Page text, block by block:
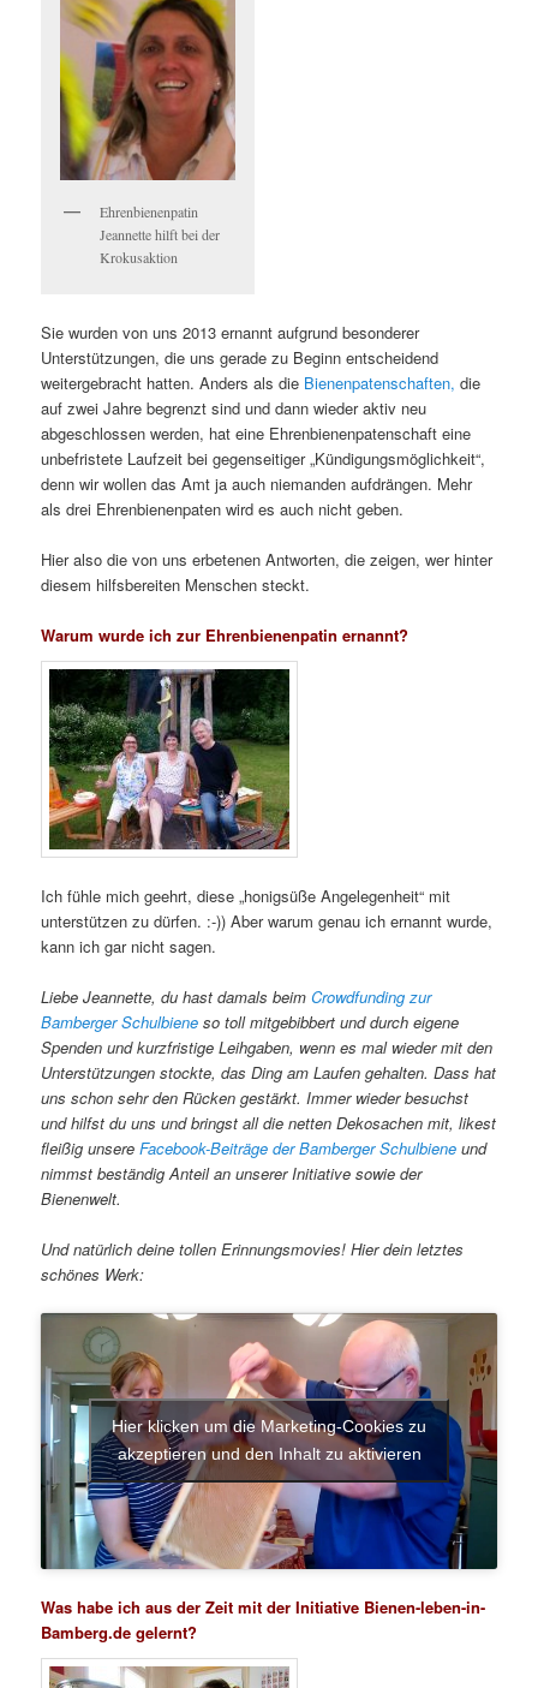
Ehrenbienenpatin
Jeannette hilft bei der
Krokusaktion
Sie wurden von uns 2013 ernannt aufgrund besonderer
Unterstützungen, die uns gerade zu Beginn entscheidend
weitergebracht hatten. Anders als die Bienenpatenschaften, die
auf zwei Jahre begrenzt sind und dann wieder aktiv neu
abgeschlossen werden, hat eine Ehrenbienenpatenschaft eine
unbefristete Laufzeit bei gegenseitiger „Kündigungsmöglichkeit“,
denn wir wollen das Amt ja auch niemanden aufdrängen. Mehr
als drei Ehrenbienenpaten wird es auch nicht geben.
Hier also die von uns erbetenen Antworten, die zeigen, wer hinter
diesem hilfsbereiten Menschen steckt.
Warum wurde ich zur Ehrenbienenpatin ernannt?
Ich fühle mich geehrt, diese „honigsüße Angelegenheit“ mit
unterstützen zu dürfen. :-)) Aber warum genau ich ernannt wurde,
kann ich gar nicht sagen.
Liebe Jeannette, du hast damals beimCrowdfunding zur
Bamberger Schulbiene so toll mitgebibbert und durch eigene
Spenden und kurzfristige Leihgaben, wenn es mal wieder mit den
Unterstützungen stockte, das Ding am Laufen gehalten. Dass hat
uns schon sehr den Rücken gestärkt. Immer wieder besuchst
und hilfst du uns und bringst all die netten Dekosachen mit, likest
fleißig unsereFacebook-Beiträge der Bamberger Schulbiene und
nimmst beständig Anteil an unserer Initiative sowie der
Bienenwelt.
Und natürlich deine tollen Erinnungsmovies! Hier dein letztes
schönes Werk:
Hier klicken um die Marketing-Cookies zu
akzeptieren und den Inhalt zu aktivieren
Was habe ich aus der Zeit mit der Initiative Bienen-leben-in-
Bamberg.de gelernt?